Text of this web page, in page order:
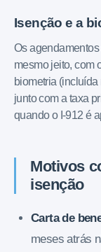
Isenção e a
Os
mesmo jeito, com
biometria
junto com a taxa
quando o I-912 é
Motivos
isenção
Carta de
meses atrás